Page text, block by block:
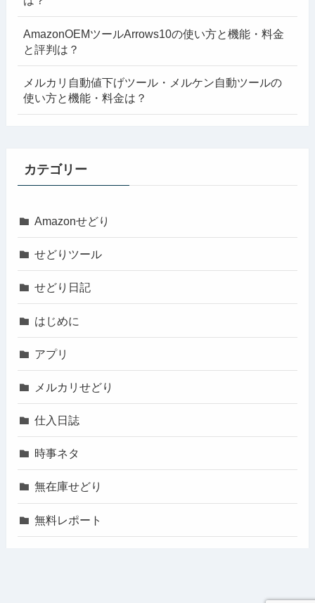
AmazonOEMツールArrows10の使い方と機能・料金
と評判は？
メルカリ自動値下げツール・メルケン自動ツールの
使い方と機能・料金は？
カテゴリー
Amazonせどり
せどりツール
せどり日記
はじめに
アプリ
メルカリせどり
仕入日誌
時事ネタ
無在庫せどり
無料レポート